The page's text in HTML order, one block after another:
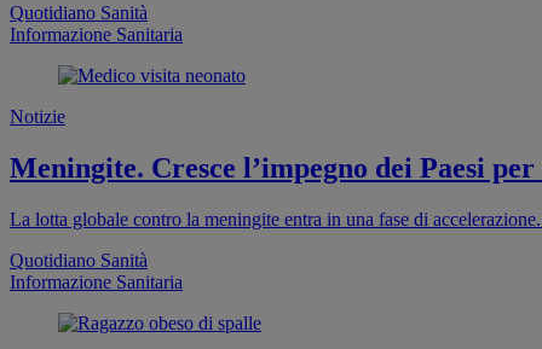
Quotidiano Sanità
Informazione Sanitaria
Notizie
Meningite. Cresce l’impegno dei Paesi
La lotta globale contro la meningite entra in una fase di
Quotidiano Sanità
Informazione Sanitaria